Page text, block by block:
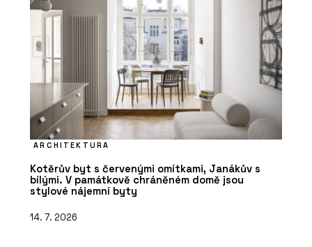
ARCHITEKTURA
Kotěrův byt s červenými omítkami, Janákův s
bílými. V památkově chráněném domě jsou
stylové nájemní byty
14. 7. 2026